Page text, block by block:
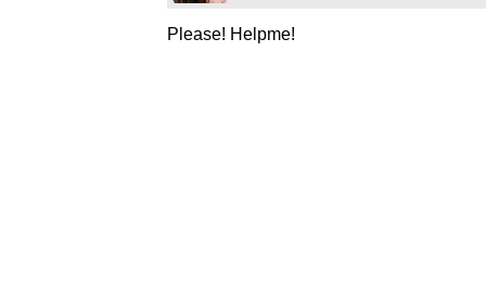
Please! Helpme!